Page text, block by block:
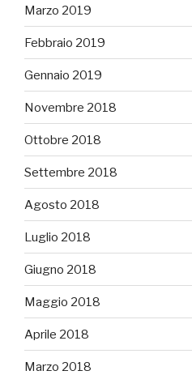
Marzo 2019
Febbraio 2019
Gennaio 2019
Novembre 2018
Ottobre 2018
Settembre 2018
Agosto 2018
Luglio 2018
Giugno 2018
Maggio 2018
Aprile 2018
Marzo 2018